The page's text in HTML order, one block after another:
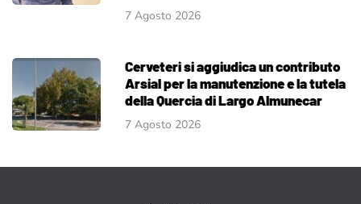
7 Agosto 2026
Cerveteri si aggiudica un contributo
Arsial per la manutenzione e la tutela
della Quercia di Largo Almunecar
7 Agosto 2026